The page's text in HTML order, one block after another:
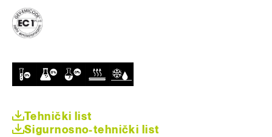
Tehnički list
Sigurnosno-tehnički list